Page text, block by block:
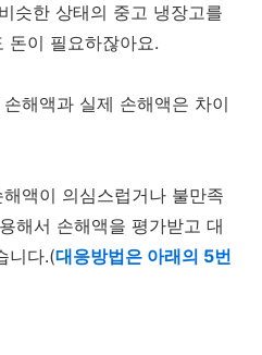
슷한 상태의 중고 냉장고를
돈이 필요하잖아요.
해액과 실제 손해액은 차이
액이 의심스럽거나 불만족
해서 손해액을 평가받고 대
니다.(대응방법은 아래의 5번